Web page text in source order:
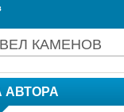
КАМЕНОВ
АВТОРА